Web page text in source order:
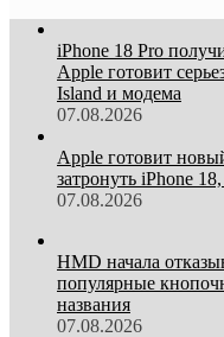
iPhone 18 Pro
Apple готовит
Island и модема
07.08.2026
Apple готовит
затронуть iPhone
07.08.2026
HMD начала
популярные
названия
07.08.2026